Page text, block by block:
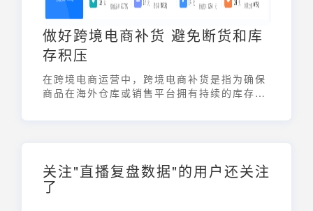
做好跨境电商补货 避免断货和库
存积压
在跨境电商运营中，跨境电商补货是指为确保
商品在海外仓库或销售平台拥有持续的库存供
力等多个因素，通过科学的决策来优化库存管
理，提升运营效率和客户满意度。
关注"直播复盘数据"的用户还关注
了